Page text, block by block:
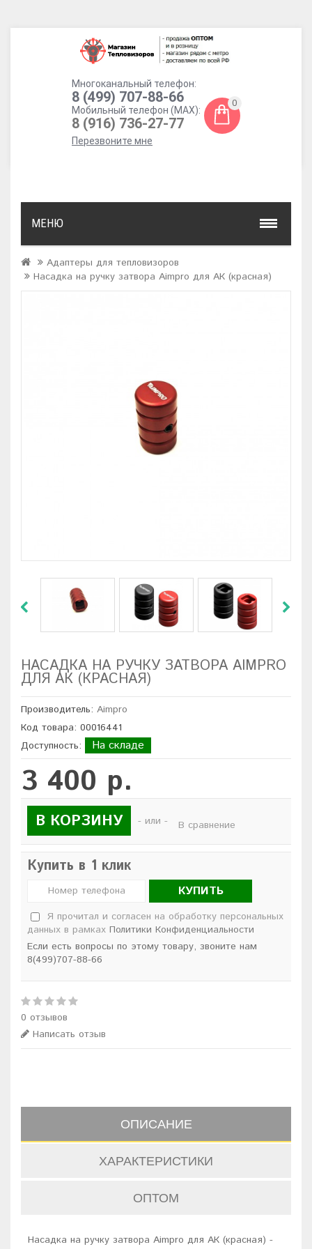
Многоканальный телефон:
8 (499) 707-88-66
Мобильный телефон (MAX):
8 (916) 736-27-77
Перезвоните мне
0
МЕНЮ
Адаптеры для тепловизоров
Насадка на ручку затвора Aimpro для АК (красная)
НАСАДКА НА РУЧКУ ЗАТВОРА AIMPRO
ДЛЯ АК (КРАСНАЯ)
Производитель: Aimpro
Код товара: 00016441
Доступность:
На складе
3 400 р.
В КОРЗИНУ - или - В сравнение
Купить в 1 клик
КУПИТЬ
Я прочитал и согласен на обработку персональных
данных в рамках Политики Конфиденциальности
Если есть вопросы по этому товару, звоните нам
8(499)707-88-66
0 отзывов
Написать отзыв
ОПИСАНИЕ
ХАРАКТЕРИСТИКИ
ОПТОМ
Насадка на ручку затвора Aimpro для АК (красная) -